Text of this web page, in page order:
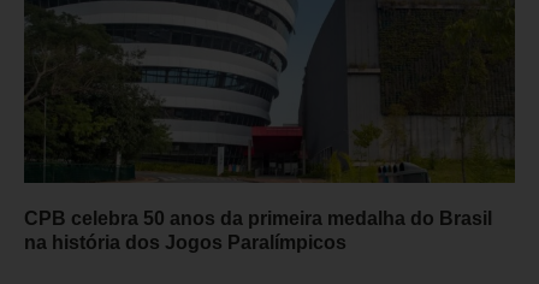
CPB celebra 50 anos da primeira medalha do Brasil
na história dos Jogos Paralímpicos